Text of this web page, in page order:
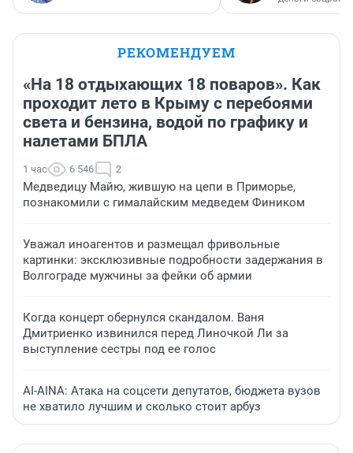
РЕКОМЕНДУЕМ
«На 18 отдыхающих 18 поваров». Как
проходит лето в Крыму с перебоями
света и бензина, водой по графику и
налетами БПЛА
1 час 6 546 2
Медведицу Майю, жившую на цепи в Приморье,
познакомили с гималайским медведем Фиником
Уважал иноагентов и размещал фривольные
картинки: эксклюзивные подробности задержания в
Волгограде мужчины за фейки об армии
Когда концерт обернулся скандалом. Ваня
Дмитриенко извинился перед Линочкой Ли за
выступление сестры под ее голос
AI-AINA: Атака на соцсети депутатов, бюджета вузов
не хватило лучшим и сколько стоит арбуз